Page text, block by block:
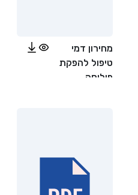
מחירון דמי
טיפול להפקת
פוליסה